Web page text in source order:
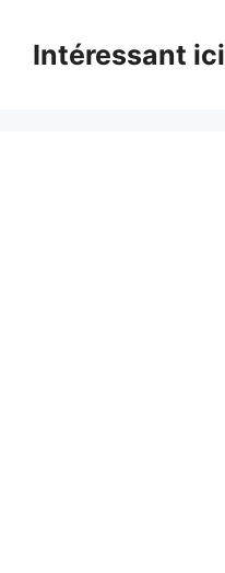
contentIntéressant ici